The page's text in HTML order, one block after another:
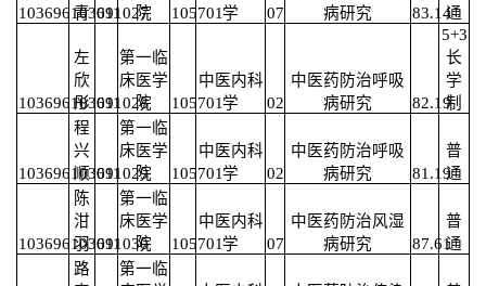
103696103691027
青 011
院
105701学
07
病研究
83.14通
103696103691028
左
欣
彤 011
第一临
床医学
院
105701
中医内科
学
02
中医药防治呼吸
病研究
82.19
5+3
长
学
制
103696103691029
程
兴
顺 011
第一临
床医学
院
105701
中医内科
学
02
中医药防治呼吸
病研究
81.19
普
通
103696103691030
陈
泔
羽 011
第一临
床医学
院
105701
中医内科
学
07
中医药防治风湿
病研究
87.61
普
通
路
第一临